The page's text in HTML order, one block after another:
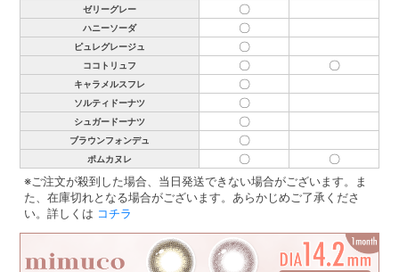
ゼリーグレー 〇
ハニーソーダ 〇
ピュレグレージュ 〇
ココトリュフ 〇 〇
キャラメルスフレ 〇
ソルティドーナツ 〇
シュガードーナツ 〇
ブラウンフォンデュ 〇
ポムカヌレ 〇
〇
※ご注文が殺到した場合、当日発送できない場合がございます。ま
た、在庫切れとなる場合がございます。あらかじめご了承くださ
い。詳しくは コチラ